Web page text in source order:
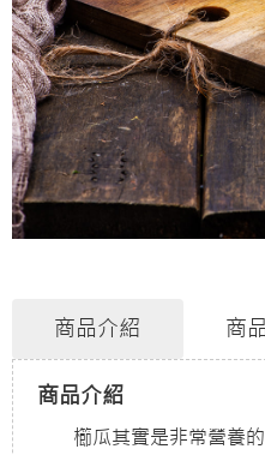
商品介紹 商
商品介紹
櫛瓜其實是非常營養